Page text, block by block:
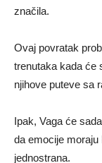
značila.
Ovaj povratak
trenutaka kada će
njihove puteve sa
Ipak, Vaga će
da emocije moraju
jednostrana.